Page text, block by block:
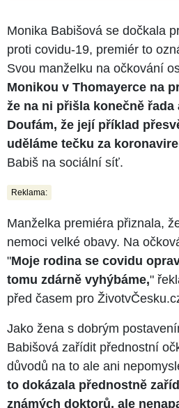
Monika Babišová se dočkala
proti covidu-19, premiér to
Svou manželku na očkování
Monikou v Thomayerce na
že na ni přišla konečně řada
Doufám, že její příklad
uděláme tečku za
Babiš na sociální síť.
Reklama:
Manželka premiéra přiznala,
nemoci velké obavy. Na
"Moje rodina se covidu
tomu zdárně vyhýbáme,"
před časem pro
Jako žena s dobrým
Babišová zařídit přednostní
důvodů na to ale ani
to dokázala přednostně
známých doktorů, ale